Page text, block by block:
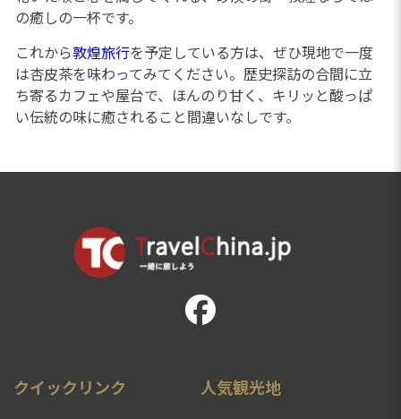
の癒しの一杯です。
これから敦煌旅行を予定している方は、ぜひ現地で一度
は杏皮茶を味わってみてください。歴史探訪の合間に立
ち寄るカフェや屋台で、ほんのり甘く、キリッと酸っぱ
い伝統の味に癒されること間違いなしです。
クイックリンク 人気観光地